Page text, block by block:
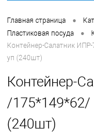
Главная страница •
Пластиковая посуда •
Контейнер-Салатник
уп (240шт)
Контейнер-
/175*149*62/
(240шт)